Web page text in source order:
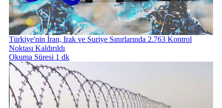
Türkiye'nin İran, Irak ve Suriye Sınırlarında 2.763 Kontrol
Noktası Kaldırıldı
Okuma Süresi 1 dk